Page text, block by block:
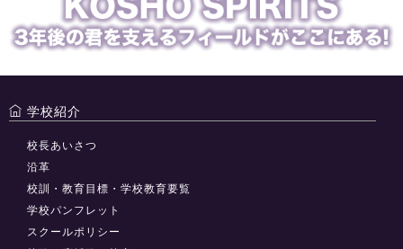
学校紹介
校長あいさつ
沿革
校訓・教育目標・学校教育要覧
学校パンフレット
スクールポリシー